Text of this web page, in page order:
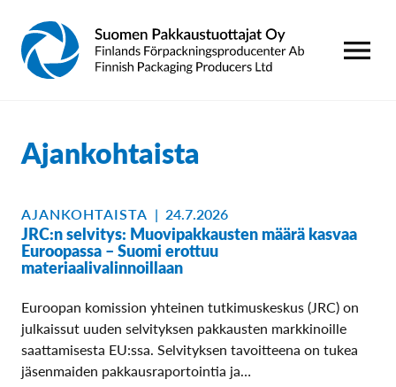
Ajankohtaista
AJANKOHTAISTA | 24.7.2026
JRC:n selvitys: Muovipakkausten määrä kasvaa
Euroopassa – Suomi erottuu
materiaalivalinnoillaan
Euroopan komission yhteinen tutkimuskeskus (JRC) on
julkaissut uuden selvityksen pakkausten markkinoille
saattamisesta EU:ssa. Selvityksen tavoitteena on tukea
jäsenmaiden pakkausraportointia ja…